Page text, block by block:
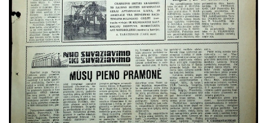
Vasaris
Kovas
Balandis
Gegužė
Birželis